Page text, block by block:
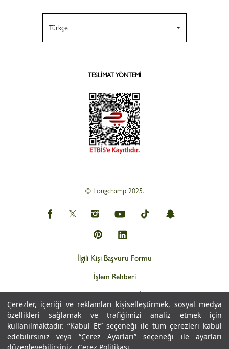
Çerezler, içeriği ve reklamları kişiselleştirmek, sosyal medya
özellikleri sağlamak ve trafiğimizi analiz etmek için
kullanılmaktadır. “Kabul Et” seçeneği ile tüm çerezleri kabul
edebilirsiniz veya “Çerez Ayarları” seçeneği ile ayarları
Türkçe
TESLIMAT YÖNTEMI
© Longchamp 2025.
İlgili Kişi Başvuru Formu
İşlem Rehberi
Kişisel Verilerin İşlemesine İlişkin Aydınlatma Metni
Çerez Politikası